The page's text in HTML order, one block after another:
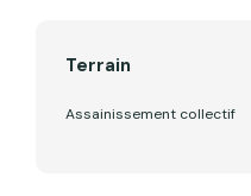
Terrain
Assainissement collectif